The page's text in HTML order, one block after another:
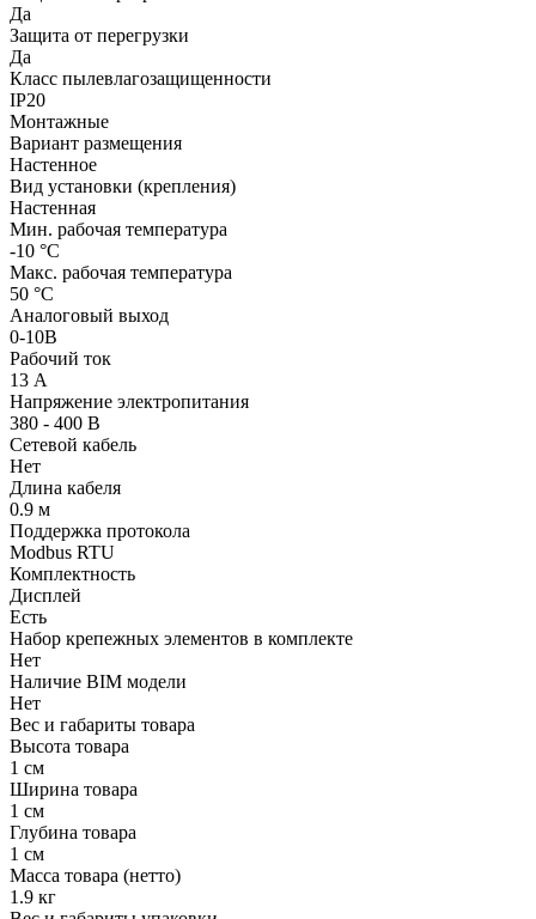
Да
Защита от перегрузки
Да
Класс пылевлагозащищенности
IP20
Монтажные
Вариант размещения
Настенное
Вид установки (крепления)
Настенная
Мин. рабочая температура
-10 °С
Макс. рабочая температура
50 °С
Аналоговый выход
0-10В
Рабочий ток
13 А
Напряжение электропитания
380 - 400 В
Сетевой кабель
Нет
Длина кабеля
0.9 м
Поддержка протокола
Modbus RTU
Комплектность
Дисплей
Есть
Набор крепежных элементов в комплекте
Нет
Наличие BIM модели
Нет
Вес и габариты товара
Высота товара
1 см
Ширина товара
1 см
Глубина товара
1 см
Масса товара (нетто)
1.9 кг